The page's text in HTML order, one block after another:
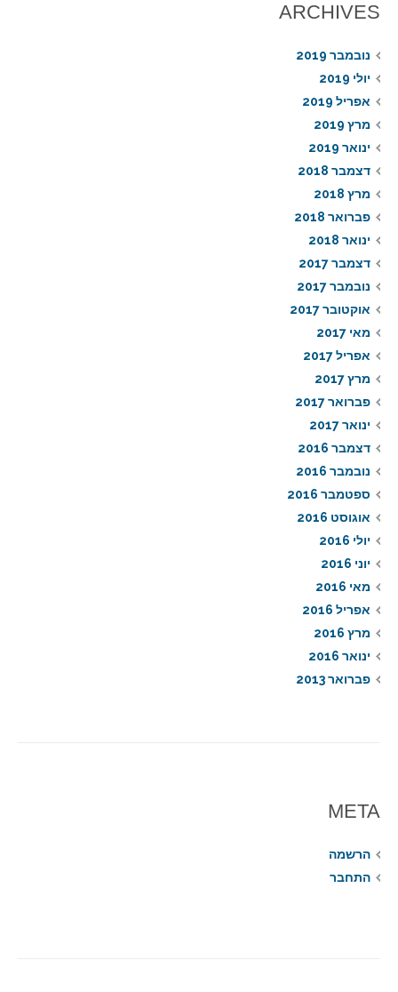
ARCHIVES
נובמבר 2019
יולי 2019
אפריל 2019
מרץ 2019
ינואר 2019
דצמבר 2018
מרץ 2018
פברואר 2018
ינואר 2018
דצמבר 2017
נובמבר 2017
אוקטובר 2017
מאי 2017
אפריל 2017
מרץ 2017
פברואר 2017
ינואר 2017
דצמבר 2016
נובמבר 2016
ספטמבר 2016
אוגוסט 2016
יולי 2016
יוני 2016
מאי 2016
אפריל 2016
מרץ 2016
ינואר 2016
פברואר 2013
META
הרשמה
התחבר